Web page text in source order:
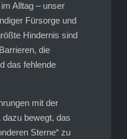
Alltag – unser
Fürsorge und
Hindernis sind
die
das fehlende
mit der
bewegt, das
Sterne“ zu